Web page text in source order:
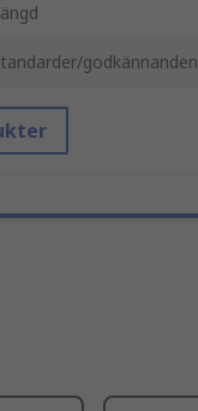
godkännanden